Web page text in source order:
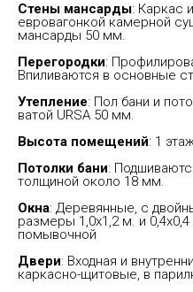
Стены мансарды: Каркас
евровагонкой камерной
мансарды 50 мм.
Перегородки:
Впиливаются в основные
Утепление: Пол бани и
ватой URSA 50 мм.
Высота помещений: 1
Потолки бани:
толщиной около 18 мм.
Окна: Деревянные, с
размеры 1,0х1,2 м. и
помывочной
Двери: Входная и
каркасно-щитовые, в